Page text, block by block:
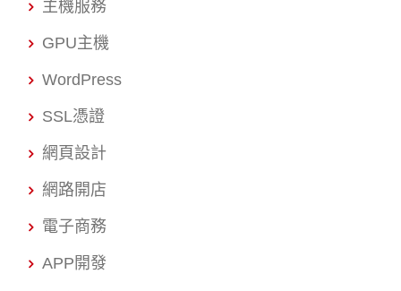
主機服務
GPU主機
WordPress
SSL憑證
網頁設計
網路開店
電子商務
APP開發